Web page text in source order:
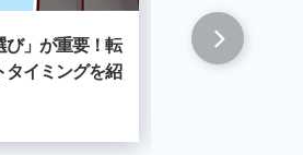
び」が重要！転
タイミングを紹
転職先へ入社